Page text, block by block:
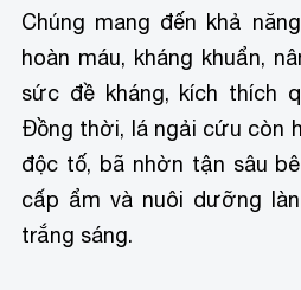
Chúng mang đến khả
hoàn máu, kháng khuẩn,
sức đề kháng, kích thích
Đồng thời, lá ngải cứu còn
độc tố, bã nhờn tận sâu
cấp ẩm và nuôi dưỡng
trắng sáng.